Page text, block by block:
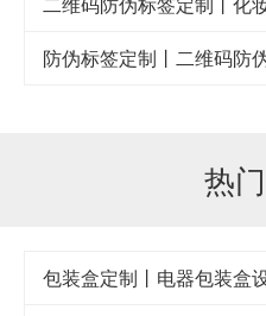
热
包装盒定制丨电器包装盒